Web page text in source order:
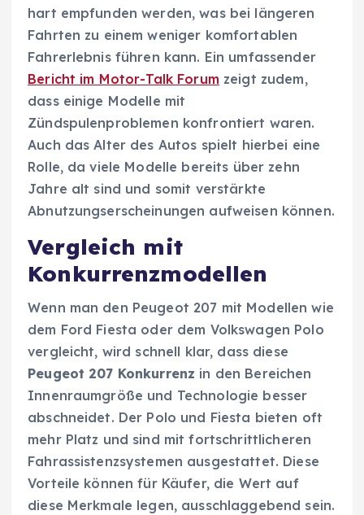
hart empfunden werden, was bei längeren
Fahrten zu einem weniger komfortablen
Fahrerlebnis führen kann. Ein umfassender
Bericht im Motor-Talk Forum zeigt zudem,
dass einige Modelle mit
Zündspulenproblemen konfrontiert waren.
Auch das Alter des Autos spielt hierbei eine
Rolle, da viele Modelle bereits über zehn
Jahre alt sind und somit verstärkte
Abnutzungserscheinungen aufweisen können.
Vergleich mit
Konkurrenzmodellen
Wenn man den Peugeot 207 mit Modellen wie
dem Ford Fiesta oder dem Volkswagen Polo
vergleicht, wird schnell klar, dass diese
Peugeot 207 Konkurrenz in den Bereichen
Innenraumgröße und Technologie besser
abschneidet. Der Polo und Fiesta bieten oft
mehr Platz und sind mit fortschrittlicheren
Fahrassistenzsystemen ausgestattet. Diese
Vorteile können für Käufer, die Wert auf
diese Merkmale legen, ausschlaggebend sein.